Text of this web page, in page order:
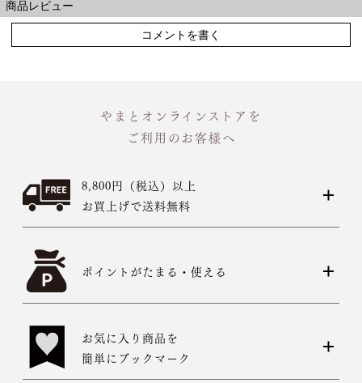
商品レビュー
コメントを書く
やまとオンラインストアを
ご利用のお客様へ
8,800円（税込）以上
お買上げで送料無料
ポイントがたまる・使える
お気に入り商品を
簡単にブックマーク